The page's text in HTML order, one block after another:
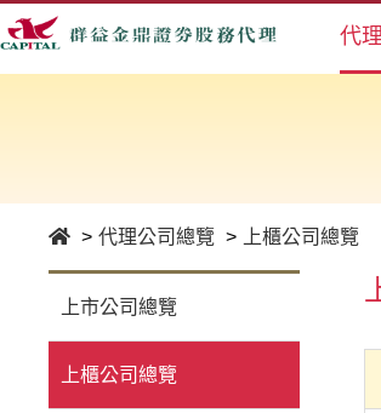
代
代理公司總覽 上櫃公司總覽
上市公司總覽
上櫃公司總覽